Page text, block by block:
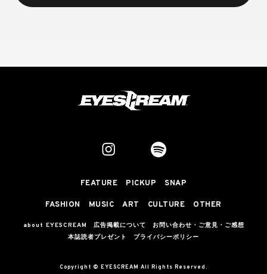
FEATURE PICKUP SNAP
FASHION MUSIC ART CULTURE OTHER
about EYESCREAM 広告掲載について
お問い合わせ・ご意見・ご感想
本誌読者プレゼント
プライバシーポリシー
Copyright © EYESCREAM All Rights Reserved.